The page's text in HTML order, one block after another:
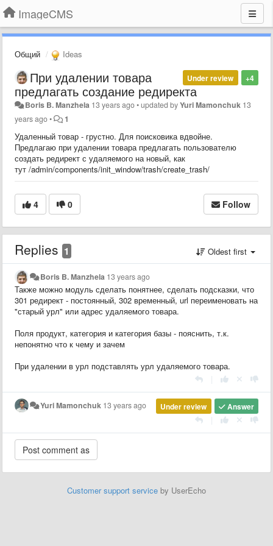
ImageCMS
Общий Ideas
+4
Under review
При удалении товара
предлагать создание редиректа
Boris B. Manzhela 13 years ago•updated byYuri Mamonchuk 13
years ago• 1
Удаленный товар - грустно. Для поисковика вдвойне.
Предлагаю при удалении товара предлагать пользователю
создать редирект с удаляемого на новый, как
тут /admin/components/init_window/trash/create_trash/
4 0 Follow
Replies 1 Oldest first
Boris B. Manzhela 13 years ago
Также можно модуль сделать понятнее, сделать подсказки, что
301 редирект - постоянный, 302 временный, url переименовать на
"старый урл" или адрес удаляемого товара.
Поля продукт, категория и категория базы - пояснить, т.к.
непонятно что к чему и зачем
При удалении в урл подставлять урл удаляемого товара.
Answer
Under review
Yuri Mamonchuk 13 years ago
Customer support service by UserEcho